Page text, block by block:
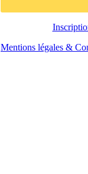
Mentions légales &